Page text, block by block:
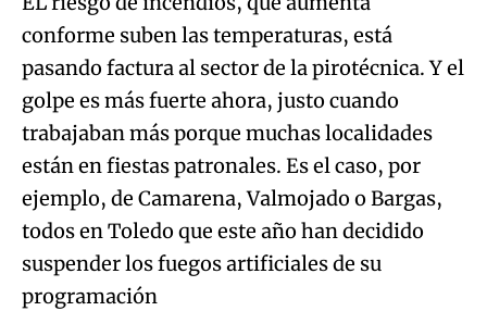
conforme suben las temperaturas, está
pasando factura al sector de la pirotécnica. Y el
golpe es más fuerte ahora, justo cuando
trabajaban más porque muchas localidades
están en fiestas patronales. Es el caso, por
ejemplo, de Camarena, Valmojado o Bargas,
todos en Toledo que este año han decidido
suspender los fuegos artificiales de su
programación